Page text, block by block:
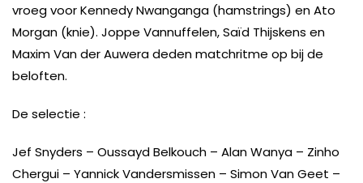
vroeg voor Kennedy Nwanganga (hamstrings) en Ato
Morgan (knie). Joppe Vannuffelen, Saïd Thijskens en
Maxim Van der Auwera deden matchritme op bij de
beloften.
De selectie :
Jef Snyders – Oussayd Belkouch – Alan Wanya – Zinho
Chergui – Yannick Vandersmissen – Simon Van Geet –